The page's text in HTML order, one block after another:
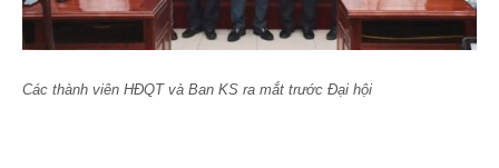
Các thành viên HĐQT và Ban KS ra mắt trước Đại hội